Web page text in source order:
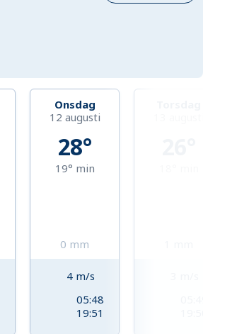
Onsdag
12 augusti
28°
19° min
0 mm
4 m/s
05:48
19:51